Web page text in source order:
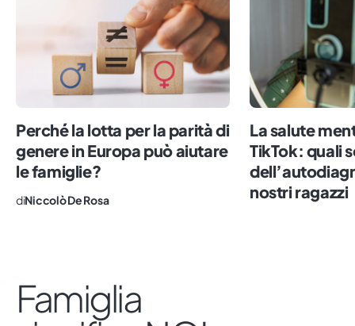
Perché la lotta per la parità di
genere in Europa può aiutare
le famiglie?
diNiccolò De Rosa
La salute
TikTok: quali
nostri ragazzi
Famiglia